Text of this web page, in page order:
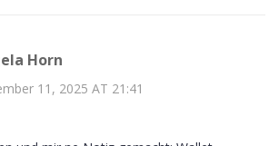
Horn
11, 2025 AT 21:41